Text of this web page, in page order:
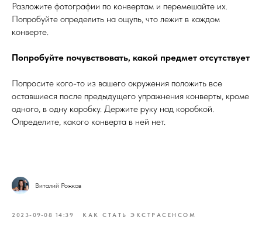
Разложите фотографии по конвертам и перемешайте их.
Попробуйте определить на ощупь, что лежит в каждом
конверте.
Попробуйте почувствовать, какой предмет отсутствует
Попросите кого-то из вашего окружения положить все
оставшиеся после предыдущего упражнения конверты, кроме
одного, в одну коробку. Держите руку над коробкой.
Определите, какого конверта в ней нет.
Виталий Рожков
2023-09-08 14:39 КАК СТАТЬ ЭКСТРАСЕНСОМ